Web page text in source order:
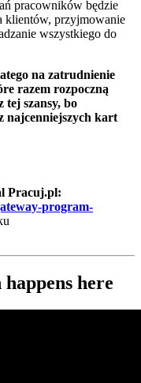
pracowników będzie
klientów, przyjmowanie
wszystkiego do
na zatrudnienie
razem rozpoczną
tej szansy, bo
najcenniejszych kart
Pracuj.pl:
program-
here